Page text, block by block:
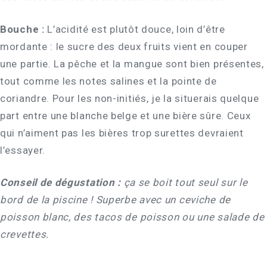
Bouche : L’acidité est plutôt douce, loin d’être
mordante : le sucre des deux fruits vient en couper
une partie. La pêche et la mangue sont bien présentes,
tout comme les notes salines et la pointe de
coriandre. Pour les non-initiés, je la situerais quelque
part entre une blanche belge et une bière sûre. Ceux
qui n’aiment pas les bières trop surettes devraient
l’essayer.
Conseil de dégustation : ça se boit tout seul sur le
bord de la piscine ! Superbe avec un ceviche de
poisson blanc, des tacos de poisson ou une salade de
crevettes.